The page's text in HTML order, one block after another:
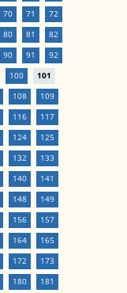
70 71
72
80 81
82
90 91
92
100
101
108
109
116
117
124
125
132
133
140
141
148
149
156
157
164
165
172
173
180
181